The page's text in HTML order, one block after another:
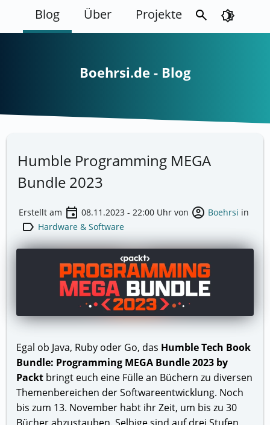
Blog Über Projekte search brightness_4
Boehrsi.de - Blog
Humble Programming MEGA
Bundle 2023
Erstellt am event 08.11.2023 - 22:00 Uhr von account_circle Boehrsi in
label Hardware & Software
Egal ob Java, Ruby oder Go, das Humble Tech Book
Bundle: Programming MEGA Bundle 2023 by
Packt bringt euch eine Fülle an Büchern zu diversen
Themenbereichen der Softwareentwicklung. Noch
bis zum 13. November habt ihr Zeit, um bis zu 30